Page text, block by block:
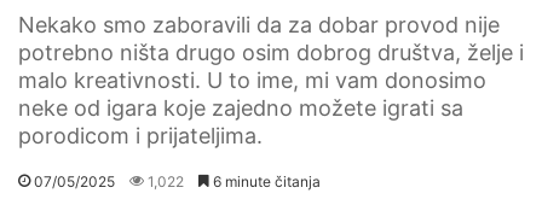
Nekako smo zaboravili da za dobar provod nije
potrebno ništa drugo osim dobrog društva, želje i
malo kreativnosti. U to ime, mi vam donosimo
neke od igara koje zajedno možete igrati sa
porodicom i prijateljima.
07/05/2025 1,022 6 minute čitanja